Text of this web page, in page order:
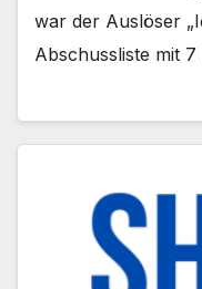
war der Auslöser
Abschussliste mit